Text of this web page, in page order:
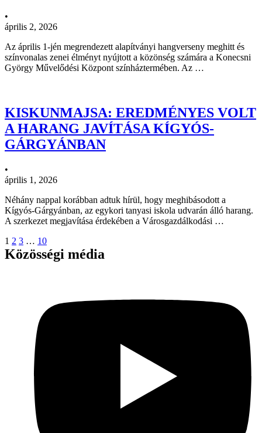
•
április 2, 2026
Az április 1-jén megrendezett alapítványi hangverseny meghitt és
színvonalas zenei élményt nyújtott a közönség számára a Konecsni
György Művelődési Központ színháztermében. Az …
KISKUNMAJSA: EREDMÉNYES VOLT
A HARANG JAVÍTÁSA KÍGYÓS-
GÁRGYÁNBAN
•
április 1, 2026
Néhány nappal korábban adtuk hírül, hogy meghibásodott a
Kígyós-Gárgyánban, az egykori tanyasi iskola udvarán álló harang.
A szerkezet megjavítása érdekében a Városgazdálkodási …
1 2 3 … 10
Közösségi média